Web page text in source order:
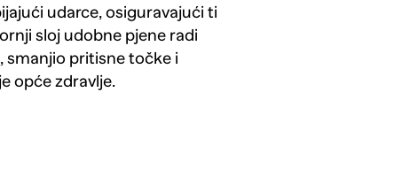
udarce, osiguravajući ti
sloj udobne pjene radi
smanjio pritisne točke i
opće zdravlje.